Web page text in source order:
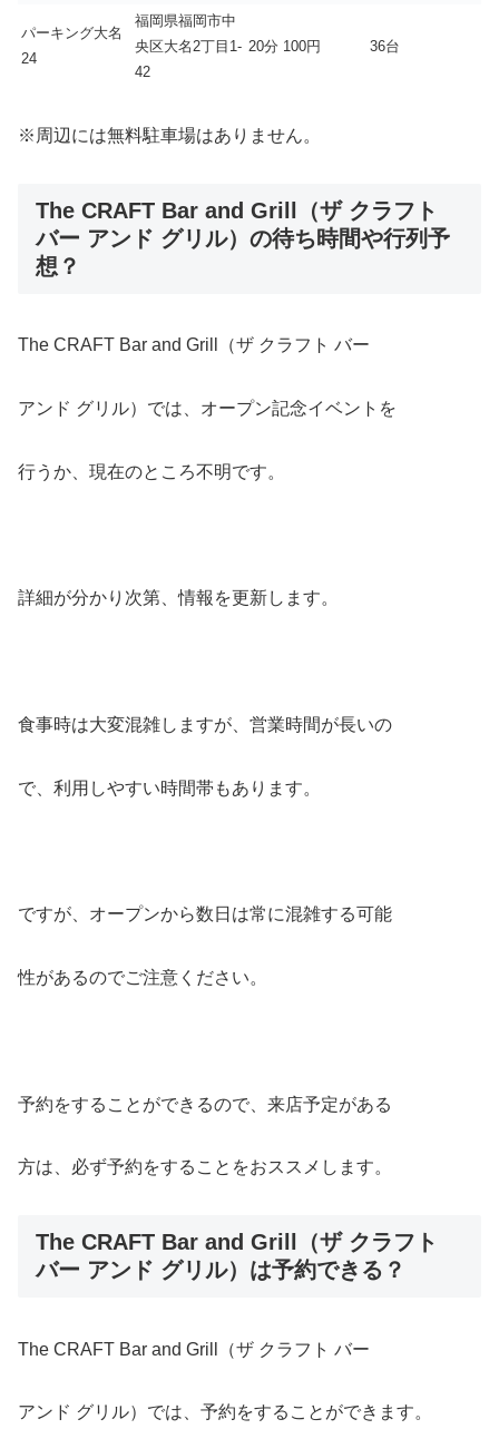
パーキング大名
24
福岡県福岡市中
央区大名2丁目1-
42
20分 100円 36台
※周辺には無料駐車場はありません。
The CRAFT Bar and Grill（ザ クラフト
バー アンド グリル）の待ち時間や行列予
想？
The CRAFT Bar and Grill（ザ クラフト バー
アンド グリル）では、オープン記念イベントを
行うか、現在のところ不明です。
詳細が分かり次第、情報を更新します。
食事時は大変混雑しますが、営業時間が長いの
で、利用しやすい時間帯もあります。
ですが、オープンから数日は常に混雑する可能
性があるのでご注意ください。
予約をすることができるので、来店予定がある
方は、必ず予約をすることをおススメします。
The CRAFT Bar and Grill（ザ クラフト
バー アンド グリル）は予約できる？
The CRAFT Bar and Grill（ザ クラフト バー
アンド グリル）では、予約をすることができます。